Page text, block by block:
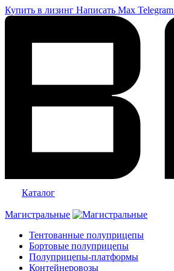
Купить в лизинг Написать Max Telegram
Каталог
Магистральные
Тентованные полуприцепы
Бортовые полуприцепы
Полуприцепы-платформы
Контейнеровозы